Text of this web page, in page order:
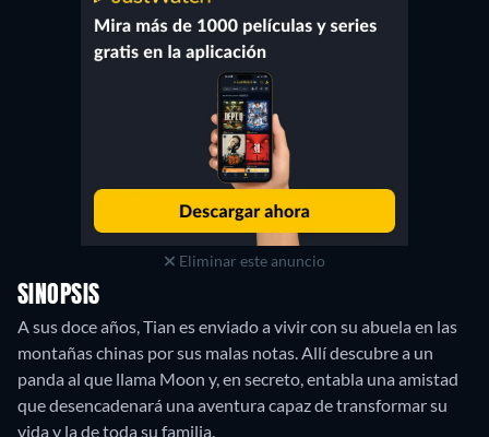
Eliminar este anuncio
SINOPSIS
A sus doce años, Tian es enviado a vivir con su abuela en las
montañas chinas por sus malas notas. Allí descubre a un
panda al que llama Moon y, en secreto, entabla una amistad
que desencadenará una aventura capaz de transformar su
vida y la de toda su familia.